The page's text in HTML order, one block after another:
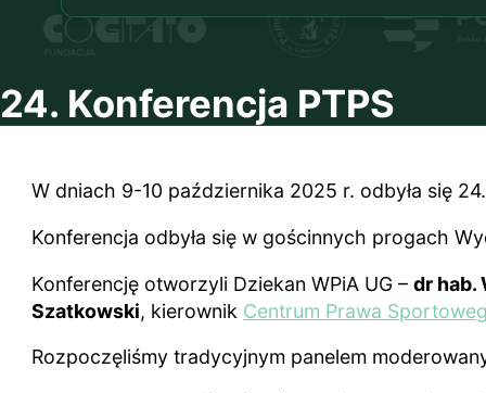
24. Konferencja PTPS
W dniach 9-10 października 2025 r. odbyła się
Konferencja odbyła się w gościnnych progach
Konferencję otworzyli Dziekan WPiA UG –dr hab.
Szatkowski, kierownik Centrum Prawa
Rozpoczęliśmy tradycyjnym panelem